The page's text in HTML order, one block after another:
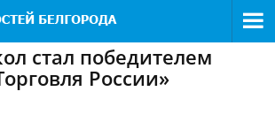
стал победителем
России»